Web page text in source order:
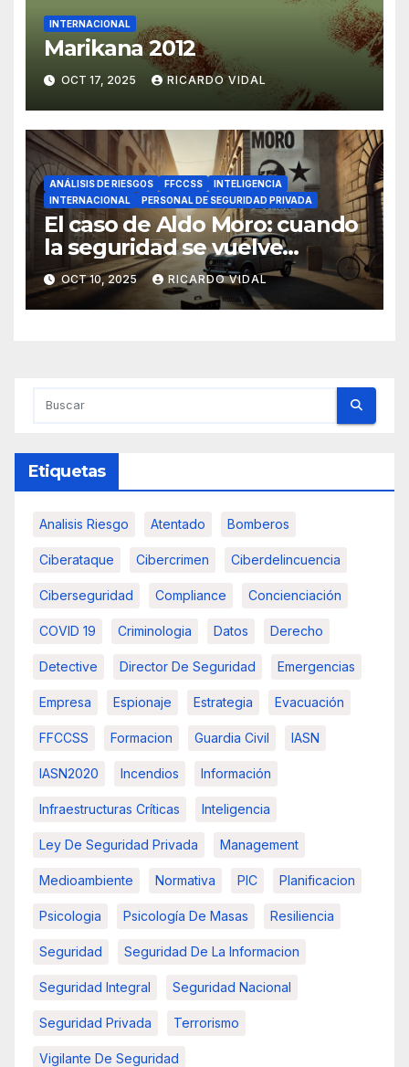
INTERNACIONAL
Marikana 2012
OCT 17, 2025 RICARDO VIDAL
ANÁLISIS DE RIESGOS FFCCSS
INTELIGENCIA
INTERNACIONAL
PERSONAL DE SEGURIDAD PRIVADA
El caso de Aldo Moro: cuando
la seguridad se vuelve
imposible
OCT 10, 2025 RICARDO VIDAL
Etiquetas
Analisis Riesgo Atentado Bomberos
Ciberataque Cibercrimen Ciberdelincuencia
Ciberseguridad Compliance Concienciación
COVID 19 Criminologia Datos Derecho
Detective Director De Seguridad Emergencias
Empresa Espionaje Estrategia Evacuación
FFCCSS Formacion Guardia Civil IASN
IASN2020 Incendios Información
Infraestructuras Críticas Inteligencia
Ley De Seguridad Privada Management
Medioambiente Normativa PIC Planificacion
Psicologia Psicología De Masas Resiliencia
Seguridad Seguridad De La Informacion
Seguridad Integral Seguridad Nacional
Seguridad Privada Terrorismo
Vigilante De Seguridad